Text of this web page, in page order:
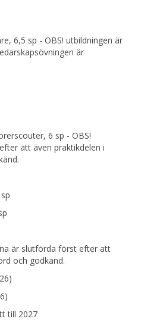
6,5 sp - OBS! utbildningen är
är
6 sp - OBS!
att även praktikdelen i
är slutförda först efter att
och godkänd.
till 2027